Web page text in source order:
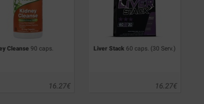
Cleanse 90 caps.
€
16.27
Liver Stack 60 caps. (30 Serv.)
€
16.27